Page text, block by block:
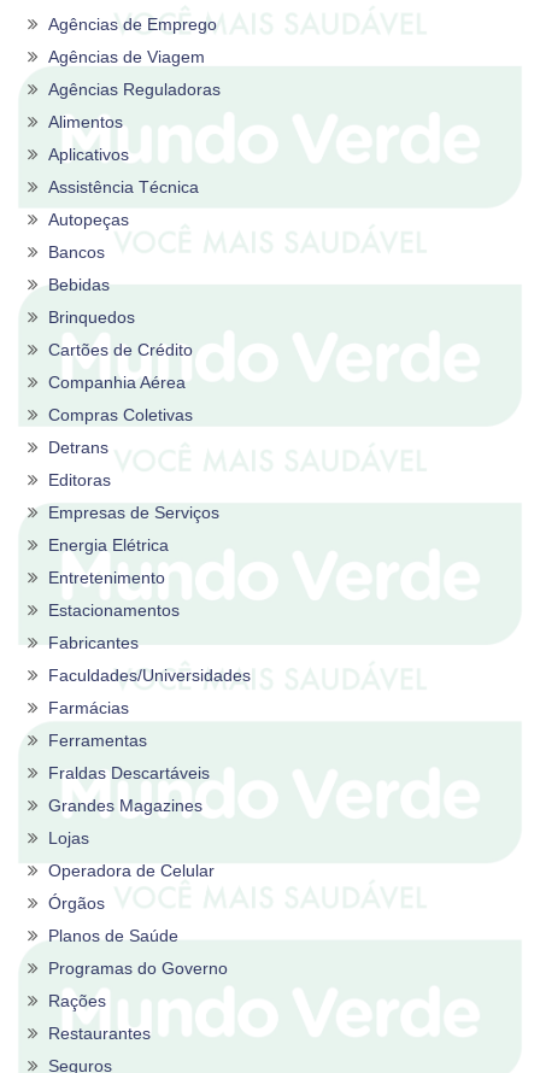
Agências de Emprego
Agências de Viagem
Agências Reguladoras
Alimentos
Aplicativos
Assistência Técnica
Autopeças
Bancos
Bebidas
Brinquedos
Cartões de Crédito
Companhia Aérea
Compras Coletivas
Detrans
Editoras
Empresas de Serviços
Energia Elétrica
Entretenimento
Estacionamentos
Fabricantes
Faculdades/Universidades
Farmácias
Ferramentas
Fraldas Descartáveis
Grandes Magazines
Lojas
Operadora de Celular
Órgãos
Planos de Saúde
Programas do Governo
Rações
Restaurantes
Seguros